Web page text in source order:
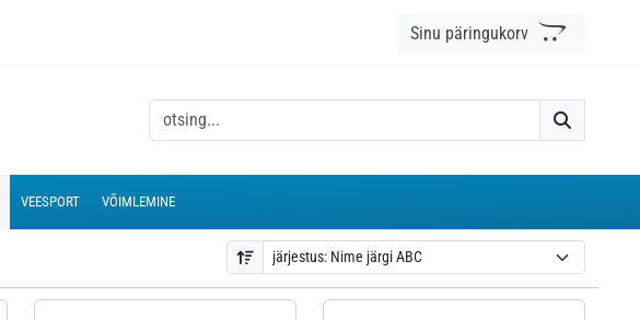
Sinu päringukorv
VEESPORT VÕIMLEMINE